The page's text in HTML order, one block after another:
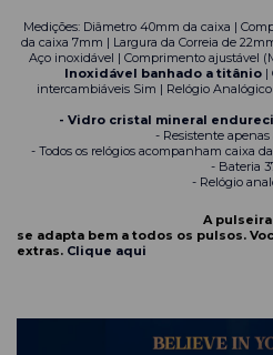
Medições: Diâmetro 40mm da caixa |
da caixa 7mm | Largura da Correia de
Aço inoxidável | Comprimento ajustável
Inoxidável banhado a titânio |
intercambiáveis Sim | Relógio
- Vidro cristal mineral
- Resistente apenas
- Todos os relógios acompanham caixa
- Bateria
- Relógio
A pulseira é de fácil
se adapta bem a todos os pulsos.
extras. Clique aqui